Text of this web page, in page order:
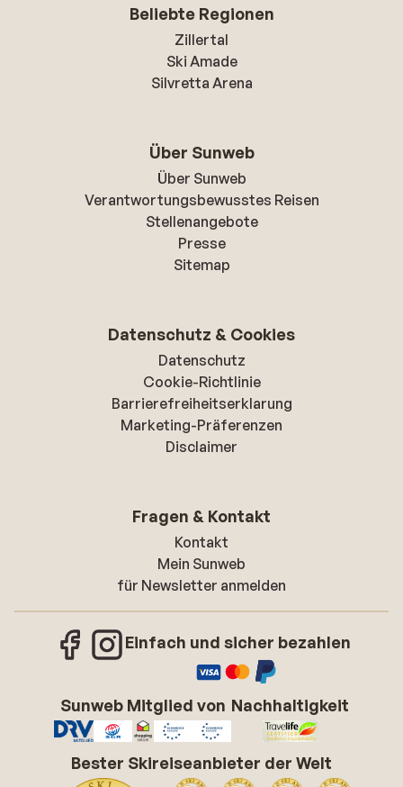
Beliebte Regionen
Zillertal
Ski Amade
Silvretta Arena
Über Sunweb
Über Sunweb
Verantwortungsbewusstes Reisen
Stellenangebote
Presse
Sitemap
Datenschutz & Cookies
Datenschutz
Cookie-Richtlinie
Barrierefreiheitserklarung
Marketing-Präferenzen
Disclaimer
Fragen & Kontakt
Kontakt
Mein Sunweb
für Newsletter anmelden
Einfach und sicher bezahlen
Sunweb Mitglied von Nachhaltigkeit
Bester Skireiseanbieter der Welt